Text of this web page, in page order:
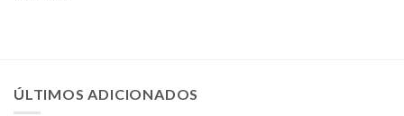
ÚLTIMOS ADICIONADOS